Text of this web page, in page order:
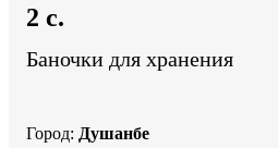
2 c.
Баночки для хранения
Город: Душанбе